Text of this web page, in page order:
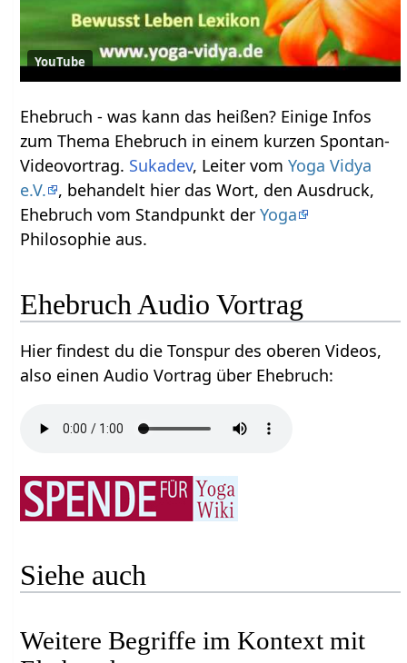
YouTube
Ehebruch‏‎ - was kann das heißen? Einige Infos
zum Thema Ehebruch‏‎ in einem kurzen Spontan-
Videovortrag. Sukadev, Leiter vomYoga Vidya
e.V.
, behandelt hier das Wort, den Ausdruck,
Ehebruch‏‎ vom Standpunkt derYoga
Philosophie aus.
Ehebruch‏‎ Audio Vortrag
Hier findest du die Tonspur des oberen Videos,
also einen Audio Vortrag über Ehebruch‏‎:
Siehe auch
Weitere Begriffe im Kontext mit